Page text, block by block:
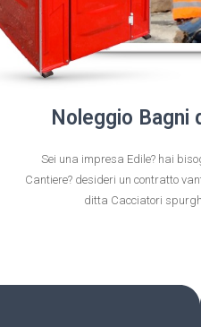
Noleggio Bagni
Sei una impresa Edile? hai
Cantiere? desideri un contratto
ditta Cacciatori